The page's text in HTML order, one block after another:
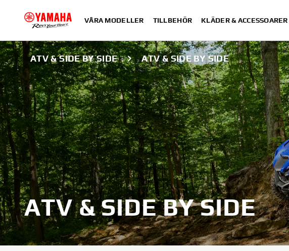
VÅRA MODELLER TILLBEHÖR KLÄDER & ACCESSOARER
ATV & SIDE BY SIDE ATV & SIDE BY SIDE
ATV & SIDE BY SIDE